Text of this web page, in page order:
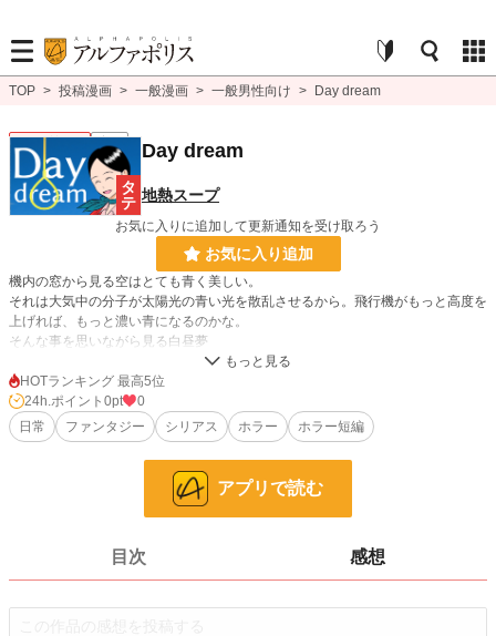
TOP > 投稿漫画 > 一般漫画 > 一般男性向け > Day dream
一般男性向け 完結 Day dream
地熱スープ
お気に入りに追加して更新通知を受け取ろう
お気に入り追加
機内の窓から見る空はとても青く美しい。
それは大気中の分子が太陽光の青い光を散乱させるから。飛行機がもっと高度を
上げれば、もっと濃い青になるのかな。
そんな事を思いながら見る白昼夢
漫画 8,555 位 / 8,555 件
一般男性向け 2,374 位 / 2,374 件
更新日時 2025.09.20 23:30
HOTランキング 最高5位
24h.ポイント 0pt
0
日常
ファンタジー シリアス ホラー ホラー短編
アプリで読む
目次 感想